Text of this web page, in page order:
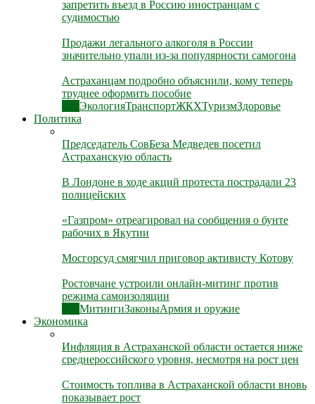
запретить въезд в Россию иностранцам с
судимостью
Продажи легального алкоголя в России
значительно упали из-за популярности самогона
Астраханцам подробно объяснили, кому теперь
труднее оформить пособие
ЭкологияТранспортЖКХТуризмЗдоровье
Политика
Председатель СовБеза Медведев посетил
Астраханскую область
В Лондоне в ходе акций протеста пострадали 23
полицейских
«Газпром» отреагировал на сообщения о бунте
рабочих в Якутии
Мосгорсуд смягчил приговор активисту Котову
Ростовчане устроили онлайн-митинг против
режима самоизоляции
МитингиЗаконыАрмия и оружие
Экономика
Инфляция в Астраханской области остается ниже
среднероссийского уровня, несмотря на рост цен
Стоимость топлива в Астраханской области вновь
показывает рост